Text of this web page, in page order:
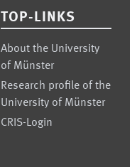
TOP-LINKS
About the University
of Münster
Research profile of the
University of Münster
CRIS-Login